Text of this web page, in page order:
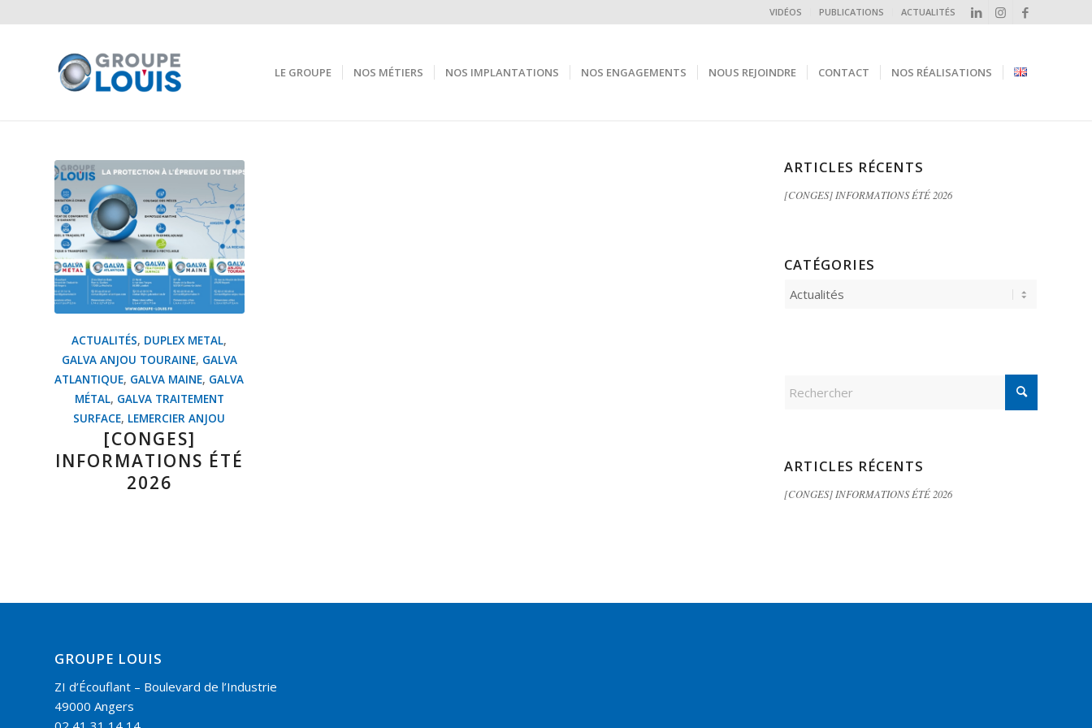
VIDÉOS PUBLICATIONS ACTUALITÉS
LE GROUPE NOS MÉTIERS NOS IMPLANTATIONS NOS ENGAGEMENTS NOUS REJOINDRE CONTACT NOS RÉALISATIONS
ACTUALITÉS, DUPLEX METAL,
GALVA ANJOU TOURAINE, GALVA
ATLANTIQUE, GALVA MAINE, GALVA
MÉTAL, GALVA TRAITEMENT
SURFACE, LEMERCIER ANJOU
[CONGES]
INFORMATIONS ÉTÉ
2026
ARTICLES RÉCENTS
[CONGES] INFORMATIONS ÉTÉ 2026
CATÉGORIES
Catégories
ARTICLES RÉCENTS
[CONGES] INFORMATIONS ÉTÉ 2026
GROUPE LOUIS
ZI d’Écouflant – Boulevard de l’Industrie
49000 Angers